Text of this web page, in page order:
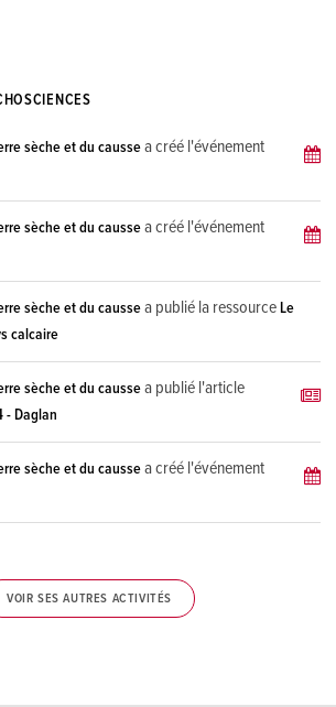
sèche et du caussea créé l'événement
sèche et du caussea créé l'événement
sèche et du caussea publié la ressourceLe
calcaire
sèche et du caussea publié l'article
- Daglan
sèche et du caussea créé l'événement
VOIR SES AUTRES ACTIVITÉS